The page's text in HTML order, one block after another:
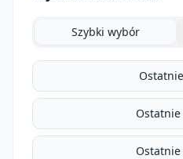
Szybki wybór